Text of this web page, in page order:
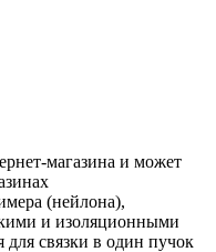
магазина и может
(нейлона),
и изоляционными
для связки в один пучок